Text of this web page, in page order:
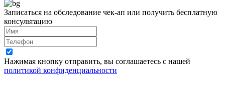
Записаться на обследование чек-ап или получить бесплатную
консультацию
Нажимая кнопку отправить, вы соглашаетесь с нашей
политикой конфиденциальности